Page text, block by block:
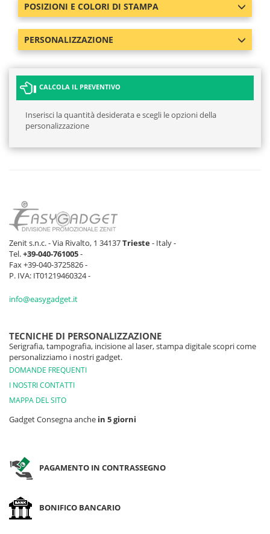
POSIZIONI E COLORI DI STAMPA
PERSONALIZZAZIONE
CALCOLA IL PREVENTIVO
Inserisci la quantità desiderata e scegli le opzioni della
personalizzazione
Zenit s.n.c. - Via Rivalto, 1 34137Trieste- Italy -
Tel.+39-040-761005-
Fax +39-040-3725826 -
P. IVA: IT01219460324 -
info@easygadget.it
TECNICHE DI PERSONALIZZAZIONE
Serigrafia, tampografia, incisione al laser, stampa digitale scopri come
personalizziamo i nostri gadget.
DOMANDE FREQUENTI
I NOSTRI CONTATTI
MAPPA DEL SITO
Gadget Consegna anche in 5 giorni
PAGAMENTO IN CONTRASSEGNO
BONIFICO BANCARIO